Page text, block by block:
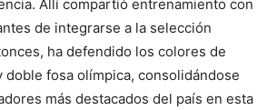
Allí compartió entrenamiento con
de integrarse a la selección
ha defendido los colores de
doble fosa olímpica, consolidándose
más destacados del país en esta